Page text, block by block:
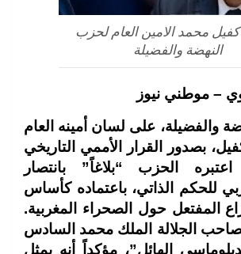
كفيل محمد الامين العام لحزب
النهضة والفضيلة
– موطني نيوز
والفضيلة، على لسان أمينه العام
بصدور القرار الأممي التاريخي
اعتبره الحزب “بلاغاً” بانتصار
للحكم الذاتي، باعتماده كأساس
المفتعل حول الصحراء المغربية.
الجلالة الملك محمد السادس
الهائل”، مؤكداً أنه يمثل